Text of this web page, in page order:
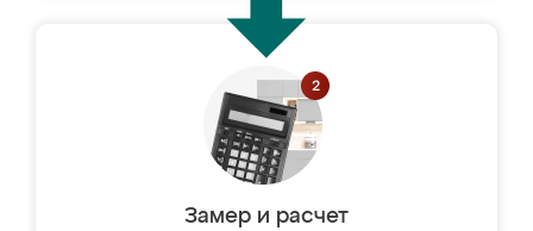
Замер и расчет